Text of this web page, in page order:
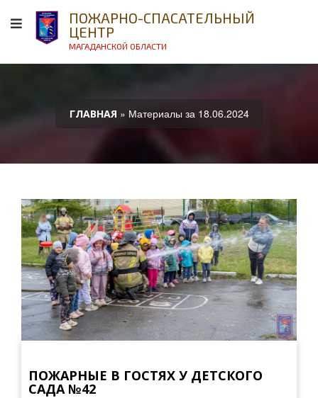
ПОЖАРНО-СПАСАТЕЛЬНЫЙ
ЦЕНТР
МАГАДАНСКОЙ ОБЛАСТИ
ГЛАВНАЯ » Материалы за 18.06.2024
ПОЖАРНЫЕ В ГОСТЯХ У ДЕТСКОГО
САДА №42